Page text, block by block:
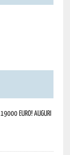
Euro! Auguri